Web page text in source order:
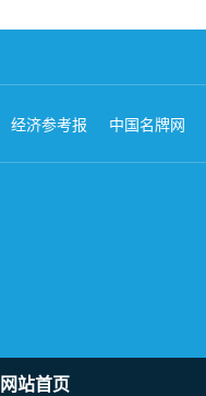
经济参考报 中国名牌网
网站首页